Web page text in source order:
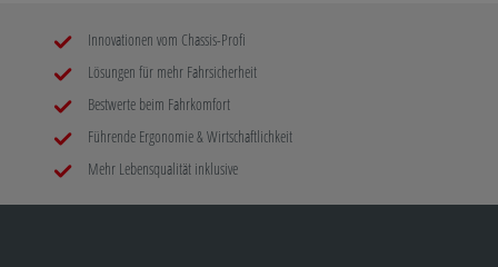
Innovationen vom Chassis-Profi
Lösungen für mehr Fahrsicherheit
Bestwerte beim Fahrkomfort
Führende Ergonomie & Wirtschaftlichkeit
Mehr Lebensqualität inklusive